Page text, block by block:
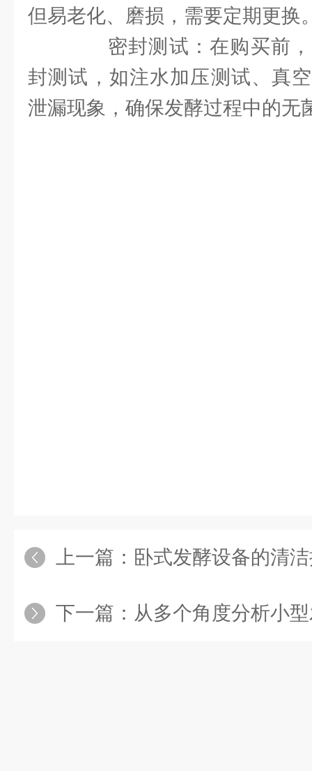
但易老化、磨损，需要定期更换
密封测试：在购买前，
封测试，如注水加压测试、真
泄漏现象，确保发酵过程中的无
上一篇： 卧式发酵设备的清
下一篇： 从多个角度分析小